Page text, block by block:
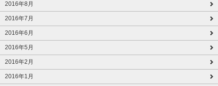
2016年8月
2016年7月
2016年6月
2016年5月
2016年2月
2016年1月